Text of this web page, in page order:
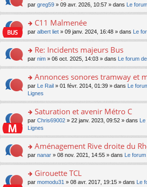
c
e
pl
s
ré
c
nt
n
o
n
le
u
s
ré
e
nt
s
g
e
n
o
lu
pl
u
ré
e
nt
er
le
m
e
a
g
e
n
n
pl
u
ré
e
nt
o
n
ult
er
le
m
e
a
g
e
n
o
lu
u
s
ré
e
nt
par greg59 » 09 avr. 2026, 10:57 » dans Le
o
n
ult
er
le
m
e
s
g
e
n
o
n
le
u
s
C11 Malmenée
par albert liet » 09 janv. 2024, 16:48 » dans Le
o
n
ult
er
le
m
e
s
s
e
n
o
n
Re: Incidents majeurs Bus
par nim » 06 oct. 2025, 14:03 » dans Le forum
o
s
er
le
m
e
s
s
e
n
Annonces sonores tramway et
par Le Rail » 01 févr. 2014, 01:39 » dans
Le
Lignes
o
s
er
le
m
e
s
Saturation et avenir Métro C
par Chris69002 » 22 janv. 2023, 09:52 » dans
Lignes
o
n
ult
er
Aménagement Rive droite du
par nanar » 08 nov. 2021, 14:55 » dans Le
o
Girouette TCL
par momodu31 » 08 avr. 2017, 19:15 » dans
Le